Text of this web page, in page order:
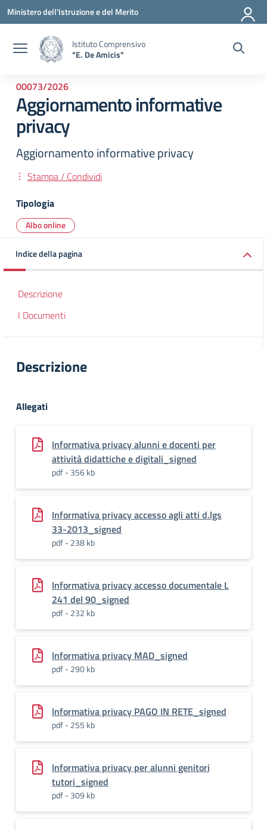
Vai ai contenuti
Vai al menu di navigazione
Vai al footer
Ministero dell'Istruzione e del Merito
Istituto Comprensivo
"E. De Amicis"
00073/2026
Aggiornamento informative
privacy
Aggiornamento informative privacy
Stampa / Condividi
Tipologia
Albo online
Indice della pagina
Descrizione
I Documenti
Descrizione
Allegati
Informativa privacy alunni e docenti per
attività didattiche e digitali_signed
pdf - 356 kb
Informativa privacy accesso agli atti d.lgs
33-2013_signed
pdf - 238 kb
Informativa privacy accesso documentale L
241 del 90_signed
pdf - 232 kb
Informativa privacy MAD_signed
pdf - 290 kb
Informativa privacy PAGO IN RETE_signed
pdf - 255 kb
Informativa privacy per alunni genitori
tutori_signed
pdf - 309 kb